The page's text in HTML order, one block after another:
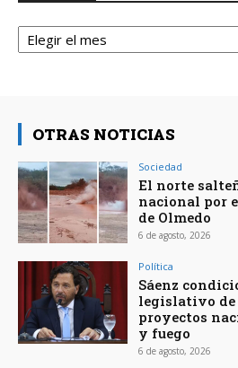
Archivos
OTRAS NOTICIAS
Sociedad
El norte
nacional por
de Olmedo
6 de agosto, 2026
Política
Sáenz
legislativo de
proyectos
y fuego
6 de agosto, 2026